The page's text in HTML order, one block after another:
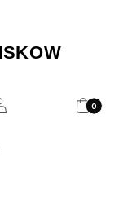
Zaloguj się Produkty w
Koszyk